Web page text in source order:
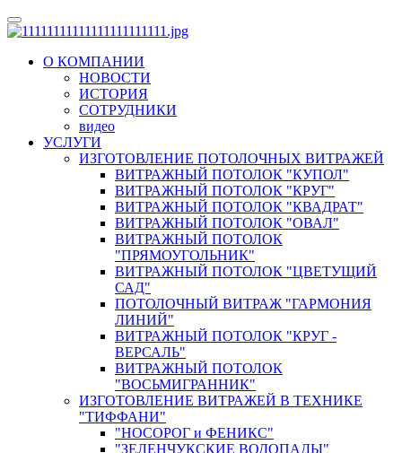
О КОМПАНИИ
НОВОСТИ
ИСТОРИЯ
СОТРУДНИКИ
видео
УСЛУГИ
ИЗГОТОВЛЕНИЕ ПОТОЛОЧНЫХ ВИТРАЖЕЙ
ВИТРАЖНЫЙ ПОТОЛОК "КУПОЛ"
ВИТРАЖНЫЙ ПОТОЛОК "КРУГ"
ВИТРАЖНЫЙ ПОТОЛОК "КВАДРАТ"
ВИТРАЖНЫЙ ПОТОЛОК "ОВАЛ"
ВИТРАЖНЫЙ ПОТОЛОК
"ПРЯМОУГОЛЬНИК"
ВИТРАЖНЫЙ ПОТОЛОК "ЦВЕТУЩИЙ
САД"
ПОТОЛОЧНЫЙ ВИТРАЖ "ГАРМОНИЯ
ЛИНИЙ"
ВИТРАЖНЫЙ ПОТОЛОК "КРУГ -
ВЕРСАЛЬ"
ВИТРАЖНЫЙ ПОТОЛОК
"ВОСЬМИГРАННИК"
ИЗГОТОВЛЕНИЕ ВИТРАЖЕЙ В ТЕХНИКЕ
"ТИФФАНИ"
"НОСОРОГ и ФЕНИКС"
"ЗЕЛЕНЧУКСКИЕ ВОДОПАДЫ"